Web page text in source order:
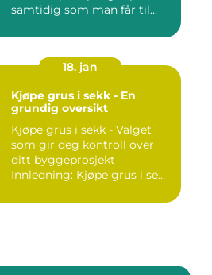
samtidig som man får til...
18. jan
Kjøpe grus i sekk - En
grundig oversikt
Kjøpe grus i sekk - Valget
som gir deg kontroll over
ditt byggeprosjekt
Innledning: Kjøpe grus i se...